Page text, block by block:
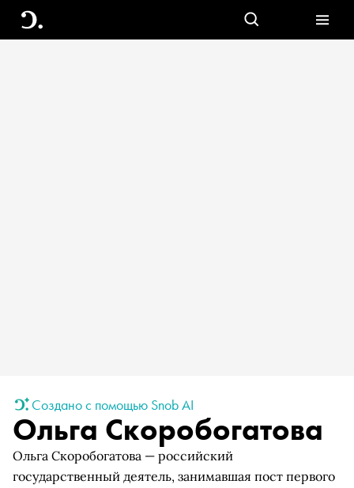
Создано с помощью Snob AI
Ольга Скоробогатова
Ольга Скоробогатова — российский
государственный деятель, занимавшая пост первого